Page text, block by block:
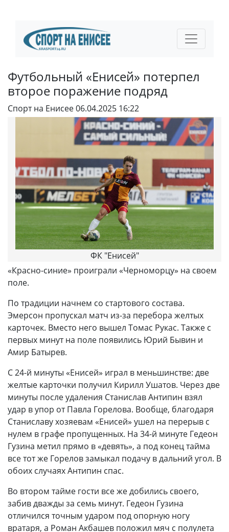
Футбольный «Енисей» потерпел
второе поражение подряд
Спорт на Енисее06.04.2025 16:22
ФК "Енисей"
«Красно-синие» проиграли «Черноморцу» на своем
поле.
По традиции начнем со стартового состава.
Эмерсон пропускал матч из-за перебора желтых
карточек. Вместо него вышел Томас Рукас. Также с
первых минут на поле появились Юрий Бывин и
Амир Батырев.
С 24-й минуты «Енисей» играл в меньшинстве: две
желтые карточки получил Кирилл Ушатов. Через две
минуты после удаления Станислав Антипин взял
удар в упор от Павла Горелова. Вообще, благодаря
Станиславу хозяевам «Енисей» ушел на перерыв с
нулем в графе пропущенных. На 34-й минуте Гедеон
Гузина метил прямо в «девять», а под конец тайма
все тот же Горелов замыкал подачу в дальний угол. В
обоих случаях Антипин спас.
Во втором тайме гости все же добились своего,
забив дважды за семь минут. Гедеон Гузина
отличился точным ударом под опорную ногу
вратаря, а Роман Акбашев положил мяч с полулета